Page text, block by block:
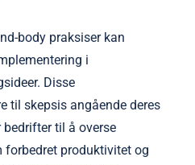
body praksiser kan
i
Disse
til skepsis angående deres
til å overse
forbedret produktivitet og